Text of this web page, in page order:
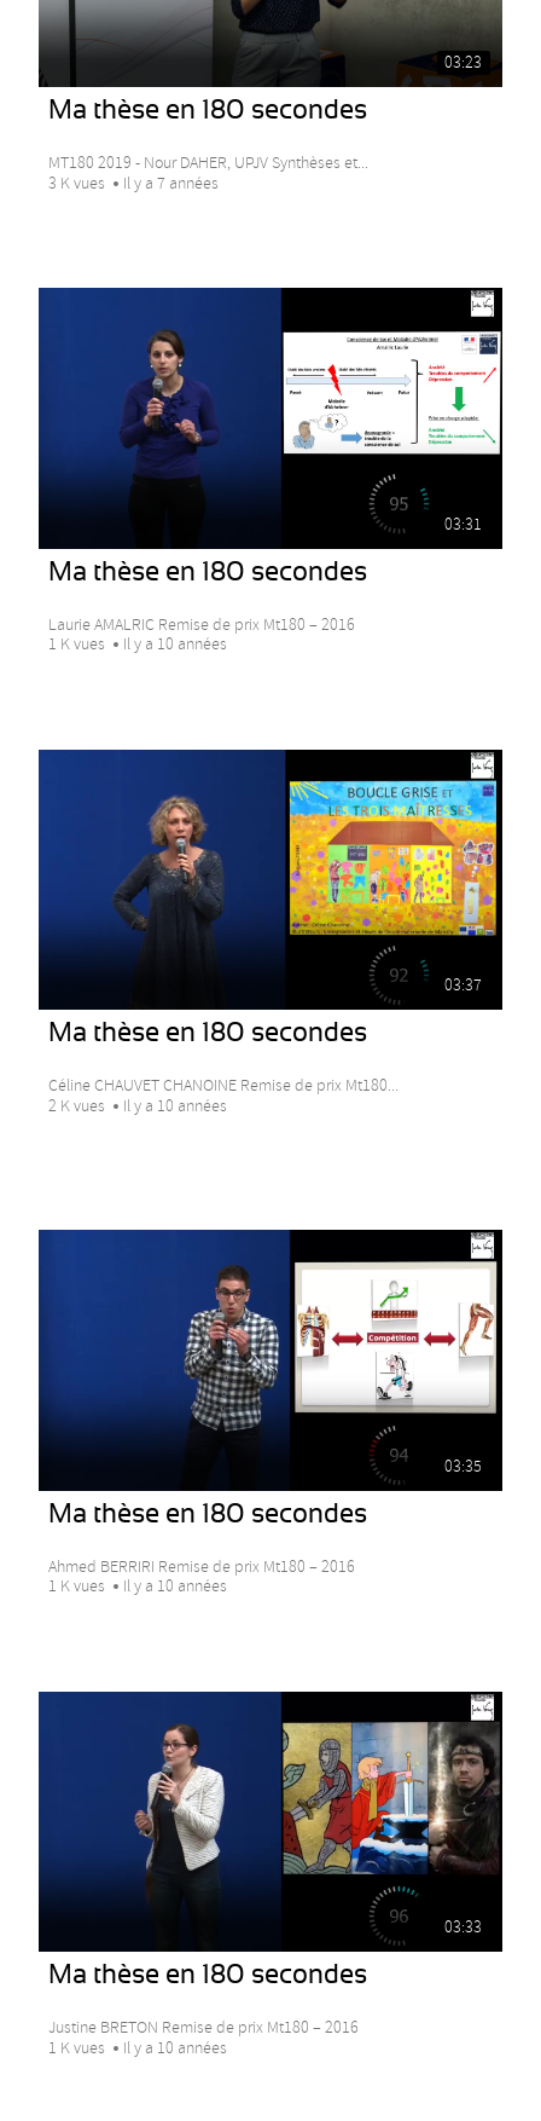
03:23
Ma thèse en 180 secondes
MT180 2019 - Nour DAHER, UPJV Synthèses et...
3 K vues
Il y a 7 années
03:31
Ma thèse en 180 secondes
Laurie AMALRIC Remise de prix Mt180 – 2016
1 K vues
Il y a 10 années
03:37
Ma thèse en 180 secondes
Céline CHAUVET CHANOINE Remise de prix Mt180...
2 K vues
Il y a 10 années
03:35
Ma thèse en 180 secondes
Ahmed BERRIRI Remise de prix Mt180 – 2016
1 K vues
Il y a 10 années
03:33
Ma thèse en 180 secondes
Justine BRETON Remise de prix Mt180 – 2016
1 K vues
Il y a 10 années